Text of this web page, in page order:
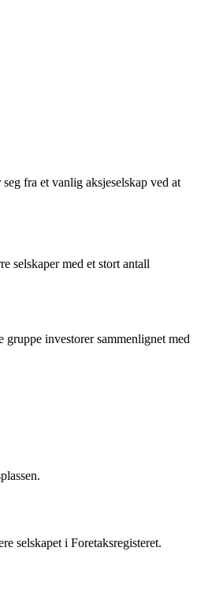
fra et vanlig aksjeselskap ved at
selskaper med et stort antall
investorer sammenlignet med
selskapet i Foretaksregisteret.